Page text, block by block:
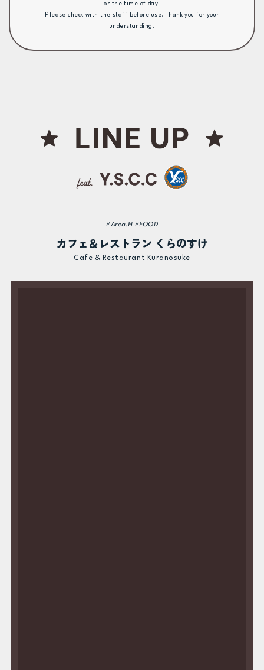
or the time of day.
Please check with the staff before use. Thank you for your
understanding.
#Area.H #FOOD
カフェ＆レストラン くらのすけ
Cafe & Restaurant Kuranosuke